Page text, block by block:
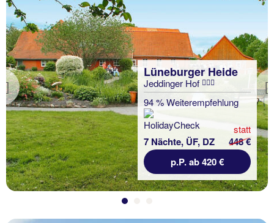
Previous
Lüneburger Heide
Jeddinger Hof
94 % Weiterempfehlung
7 Nächte, ÜF, DZ
statt
448 €
p.P. ab 420 €